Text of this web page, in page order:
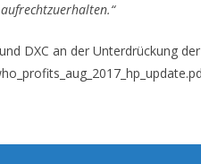
DXC an der Unterdrückung